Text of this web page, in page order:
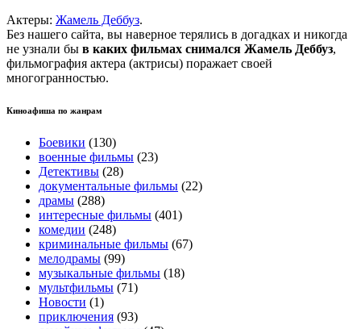
Актеры: Жамель Деббуз.
Без нашего сайта, вы наверное терялись в догадках и никогда
не узнали бы в каких фильмах снимался Жамель Деббуз,
фильмография актера (актрисы) поражает своей
многогранностью.
Киноафиша по жанрам
Боевики (130)
военные фильмы (23)
Детективы (28)
документальные фильмы (22)
драмы (288)
интересные фильмы (401)
комедии (248)
криминальные фильмы (67)
мелодрамы (99)
музыкальные фильмы (18)
мультфильмы (71)
Новости (1)
приключения (93)